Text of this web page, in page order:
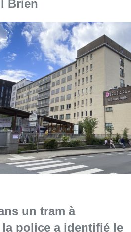
Brien
un tram à
la police a identifié le